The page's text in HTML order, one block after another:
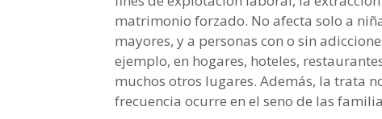
matrimonio forzado. No afecta solo a
mayores, y a personas con o sin
ejemplo, en hogares, hoteles,
muchos otros lugares. Además, la trata
frecuencia ocurre en el seno de las